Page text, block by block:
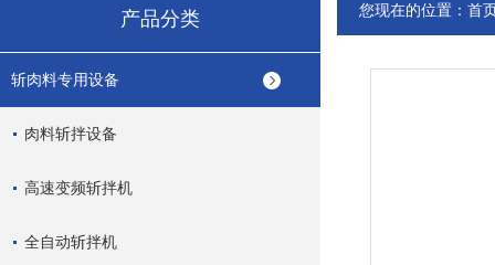
产品分类
斩肉料专用设备
肉料斩拌设备
高速变频斩拌机
全自动斩拌机
您现在的位置： 首